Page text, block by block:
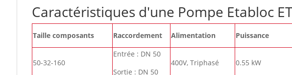
Caractéristiques d'une Pompe Etabloc
Taille composants Raccordement Alimentation Puissance
50-32-160
Entrée : DN 50
Sortie : DN 50
400V, Triphasé 0.55 kW